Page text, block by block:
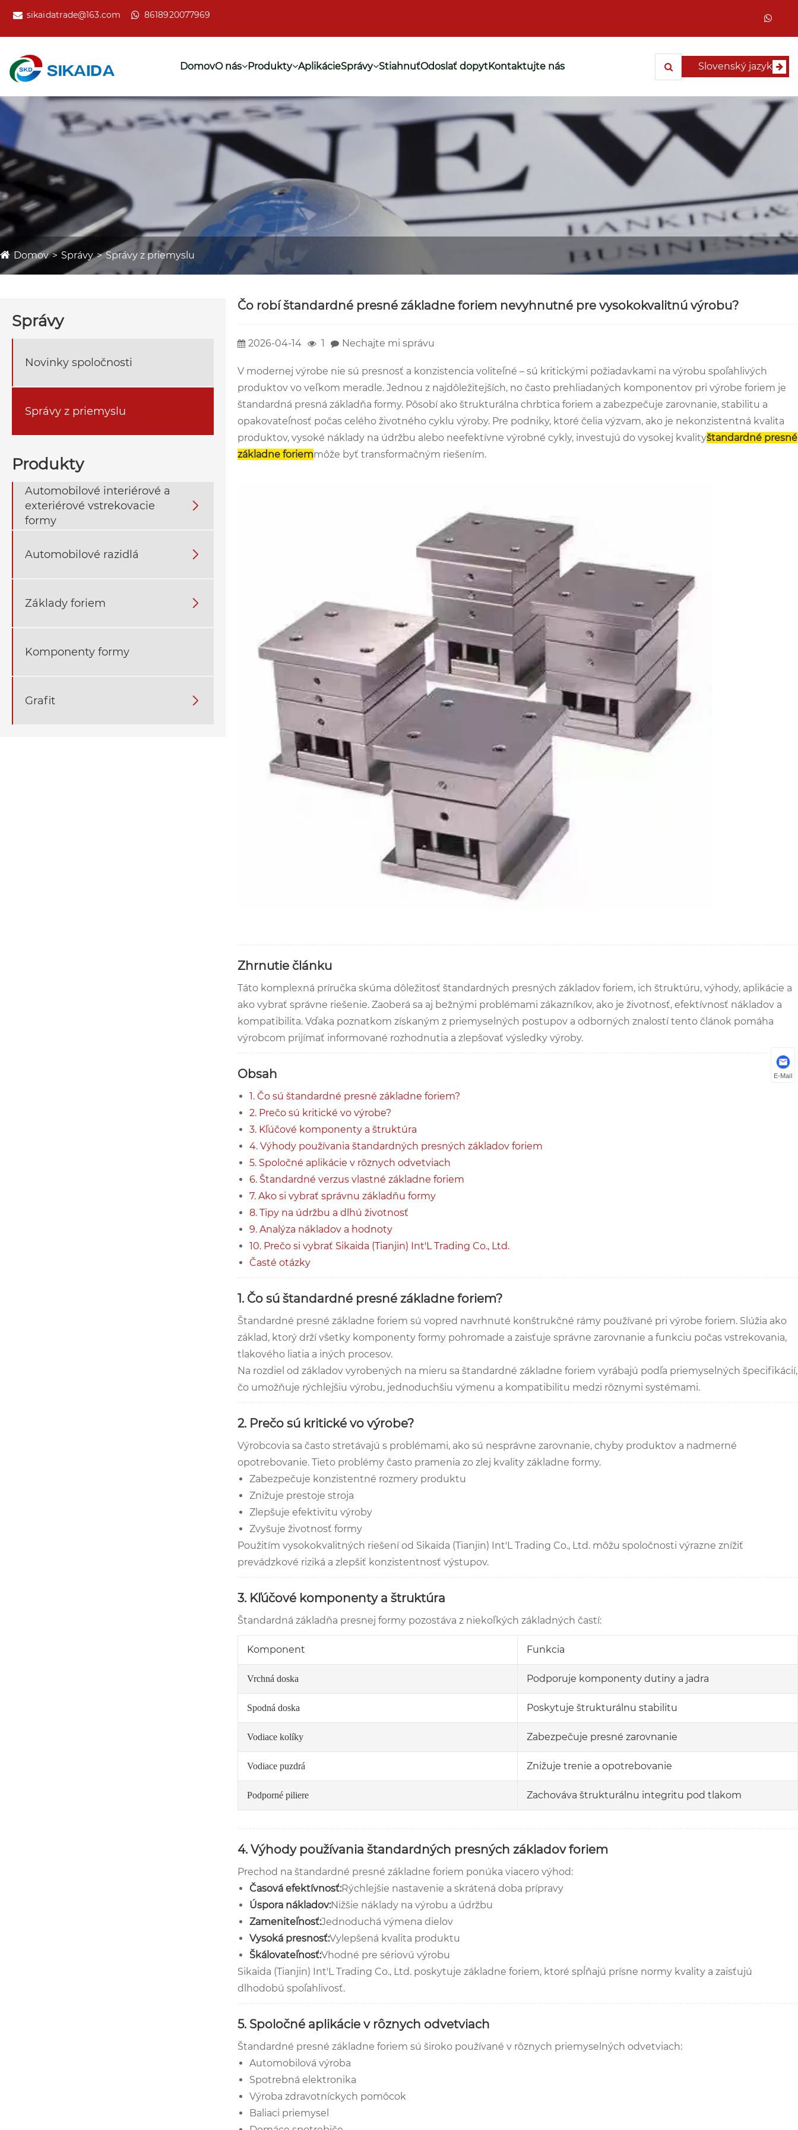
sikaidatrade@163.com 8618920077969
DomovO nás Produkty AplikácieSprávy StiahnuťOdoslať dopytKontaktujte nás Slovenský jazyk
Domov Správy Správy z priemyslu
Správy
Novinky spoločnosti
Správy z priemyslu
Produkty
Automobilové interiérové ​​a
exteriérové ​​vstrekovacie
formy

Automobilové razidlá 
Základy foriem 
Komponenty formy
Grafit 
Čo robí štandardné presné základne foriem nevyhnutné pre vysokokvalitnú výrobu?
2026-04-14 1 Nechajte mi správu
V modernej výrobe nie sú presnosť a konzistencia voliteľné – sú kritickými požiadavkami na výrobu spoľahlivých
produktov vo veľkom meradle. Jednou z najdôležitejších, no často prehliadaných komponentov pri výrobe foriem je
štandardná presná základňa formy. Pôsobí ako štrukturálna chrbtica foriem a zabezpečuje zarovnanie, stabilitu a
opakovateľnosť počas celého životného cyklu výroby. Pre podniky, ktoré čelia výzvam, ako je nekonzistentná kvalita
produktov, vysoké náklady na údržbu alebo neefektívne výrobné cykly, investujú do vysokej kvalityštandardné presné
základne foriemmôže byť transformačným riešením.
Zhrnutie článku
Táto komplexná príručka skúma dôležitosť štandardných presných základov foriem, ich štruktúru, výhody, aplikácie a
ako vybrať správne riešenie. Zaoberá sa aj bežnými problémami zákazníkov, ako je životnosť, efektívnosť nákladov a
kompatibilita. Vďaka poznatkom získaným z priemyselných postupov a odborných znalostí tento článok pomáha
výrobcom prijímať informované rozhodnutia a zlepšovať výsledky výroby.
Obsah
1. Čo sú štandardné presné základne foriem?
2. Prečo sú kritické vo výrobe?
3. Kľúčové komponenty a štruktúra
4. Výhody používania štandardných presných základov foriem
5. Spoločné aplikácie v rôznych odvetviach
6. Štandardné verzus vlastné základne foriem
7. Ako si vybrať správnu základňu formy
8. Tipy na údržbu a dlhú životnosť
9. Analýza nákladov a hodnoty
10. Prečo si vybrať Sikaida (Tianjin) Int'L Trading Co., Ltd.
Časté otázky
1. Čo sú štandardné presné základne foriem?
Štandardné presné základne foriem sú vopred navrhnuté konštrukčné rámy používané pri výrobe foriem. Slúžia ako
základ, ktorý drží všetky komponenty formy pohromade a zaisťuje správne zarovnanie a funkciu počas vstrekovania,
tlakového liatia a iných procesov.
Na rozdiel od základov vyrobených na mieru sa štandardné základne foriem vyrábajú podľa priemyselných špecifikácií,
čo umožňuje rýchlejšiu výrobu, jednoduchšiu výmenu a kompatibilitu medzi rôznymi systémami.
2. Prečo sú kritické vo výrobe?
Výrobcovia sa často stretávajú s problémami, ako sú nesprávne zarovnanie, chyby produktov a nadmerné
opotrebovanie. Tieto problémy často pramenia zo zlej kvality základne formy.
Zabezpečuje konzistentné rozmery produktu
Znižuje prestoje stroja
Zlepšuje efektivitu výroby
Zvyšuje životnosť formy
Použitím vysokokvalitných riešení od Sikaida (Tianjin) Int'L Trading Co., Ltd. môžu spoločnosti výrazne znížiť
prevádzkové riziká a zlepšiť konzistentnosť výstupov.
3. Kľúčové komponenty a štruktúra
Štandardná základňa presnej formy pozostáva z niekoľkých základných častí:
Komponent Funkcia
Vrchná doska Podporuje komponenty dutiny a jadra
Spodná doska Poskytuje štrukturálnu stabilitu
Vodiace kolíky Zabezpečuje presné zarovnanie
Vodiace puzdrá Znižuje trenie a opotrebovanie
Podporné piliere Zachováva štrukturálnu integritu pod tlakom
4. Výhody používania štandardných presných základov foriem
Prechod na štandardné presné základne foriem ponúka viacero výhod:
Časová efektívnosť:Rýchlejšie nastavenie a skrátená doba prípravy
Úspora nákladov:Nižšie náklady na výrobu a údržbu
Zameniteľnosť:Jednoduchá výmena dielov
Vysoká presnosť:Vylepšená kvalita produktu
Škálovateľnosť:Vhodné pre sériovú výrobu
Sikaida (Tianjin) Int'L Trading Co., Ltd. poskytuje základne foriem, ktoré spĺňajú prísne normy kvality a zaisťujú
dlhodobú spoľahlivosť.
5. Spoločné aplikácie v rôznych odvetviach
Štandardné presné základne foriem sú široko používané v rôznych priemyselných odvetviach:
Automobilová výroba
Spotrebná elektronika
Výroba zdravotníckych pomôcok
Baliaci priemysel
E-Mail